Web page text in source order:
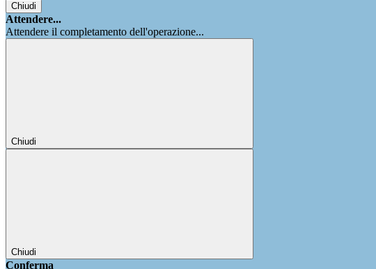
Chiudi
Attendere...
Attendere il completamento dell'operazione...
Chiudi
Chiudi
Conferma